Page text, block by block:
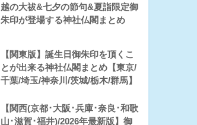
越の大祓&七夕の節句&夏詣限定御
朱印が登場する神社仏閣まとめ
【関東版】誕生日御朱印を頂くこ
とが出来る神社仏閣まとめ【東京/
千葉/埼玉/神奈川/茨城/栃木/群馬】
【関西(京都･大阪･兵庫･奈良･和歌
山･滋賀･福井)/2026年最新版】御